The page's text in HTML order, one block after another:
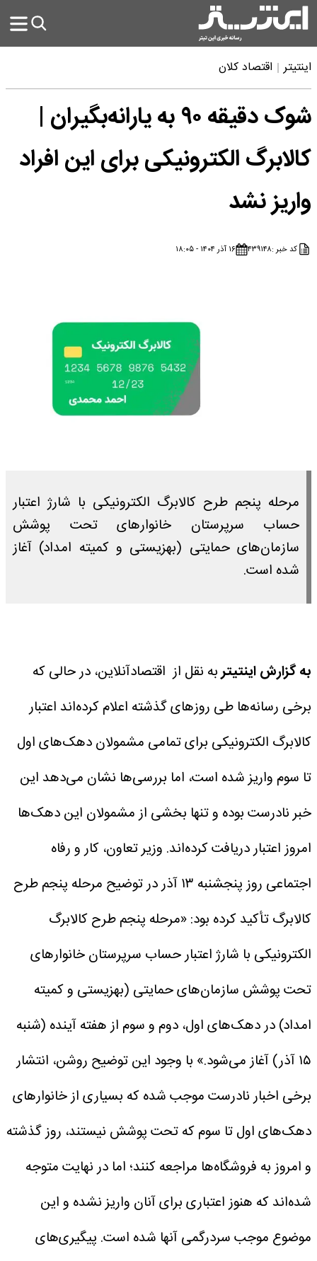
اینتیتر اقتصاد کلان
شوک دقیقه ۹۰ به یارانه‌بگیران |
کالابرگ الکترونیکی برای این افراد
واریز نشد
کد خبر :۴۳۹۱۴۸ ۱۶ آذر ۱۴۰۴ - ۱۸:۰۵
مرحله پنجم طرح کالابرگ الکترونیکی با شارژ اعتبار
حساب سرپرستان خانوارهای تحت پوشش
سازمان‌های حمایتی (بهزیستی و کمیته امداد) آغاز
شده است.
به گزارش اینتیتربه نقل از اقتصادآنلاین، در حالی که
برخی رسانه‌ها طی روزهای گذشته اعلام کرده‌اند اعتبار
کالابرگ الکترونیکی برای تمامی مشمولان دهک‌های اول
تا سوم واریز شده است، اما بررسی‌ها نشان می‌دهد این
خبر نادرست بوده و تنها بخشی از مشمولان این دهک‌ها
امروز اعتبار دریافت کرده‌اند. وزیر تعاون، کار و رفاه
اجتماعی روز پنجشنبه ۱۳ آذر در توضیح مرحله پنجم طرح
کالابرگ تأکید کرده بود: «مرحله پنجم طرح کالابرگ
الکترونیکی با شارژ اعتبار حساب سرپرستان خانوارهای
تحت پوشش سازمان‌های حمایتی (بهزیستی و کمیته
امداد) در دهک‌های اول، دوم و سوم از هفته آینده (شنبه
۱۵ آذر) آغاز می‌شود.»
با وجود این توضیح روشن، انتشار
برخی اخبار نادرست موجب شده که بسیاری از خانوارهای
دهک‌های اول تا سوم که تحت پوشش نیستند، روز گذشته
و امروز به فروشگاه‌ها مراجعه کنند؛ اما در نهایت متوجه
شده‌اند که هنوز اعتباری برای آنان واریز نشده و این
موضوع موجب سردرگمی آنها شده است. پیگیری‌های